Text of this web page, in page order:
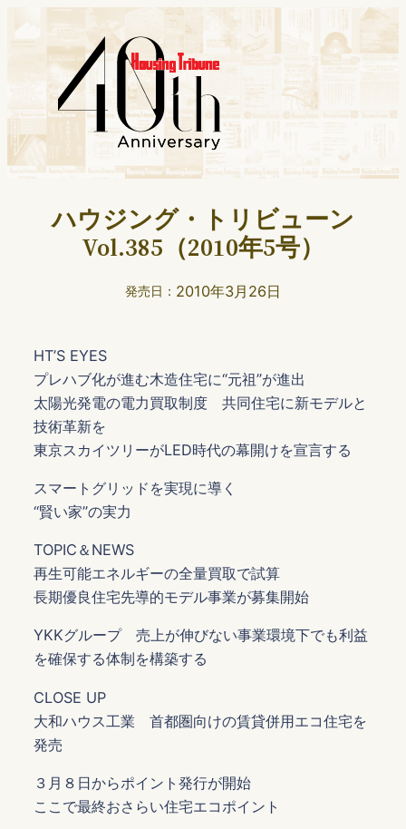
ハウジング・トリビューン
Vol.385（2010年5号）
発売日： 2010年3月26日
HT’S EYES
プレハブ化が進む木造住宅に“元祖”が進出
太陽光発電の電力買取制度 共同住宅に新モデルと
技術革新を
東京スカイツリーがLED時代の幕開けを宣言する
スマートグリッドを実現に導く
“賢い家”の実力
TOPIC＆NEWS
再生可能エネルギーの全量買取で試算
長期優良住宅先導的モデル事業が募集開始
YKKグループ 売上が伸びない事業環境下でも利益
を確保する体制を構築する
CLOSE UP
大和ハウス工業 首都圏向けの賃貸併用エコ住宅を
発売
３月８日からポイント発行が開始
ここで最終おさらい住宅エコポイント